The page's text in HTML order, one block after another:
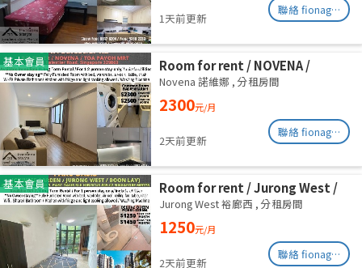
1天前更新
聯絡 fionag@transinex.com.sg
基本會員
Room for rent / NOVENA /
Master room / 2,3 pax stay /
Available Immediately
Novena 諾維娜 , 分租房間
2300元/月
2天前更新
聯絡 fionag@transinex.com.sg
基本會員
Room for rent / Jurong West /
Common room / 1pax stay /
Available Oct 2
Jurong West 裕廊西 , 分租房間
1250元/月
2天前更新
聯絡 fionag@transinex.com.sg